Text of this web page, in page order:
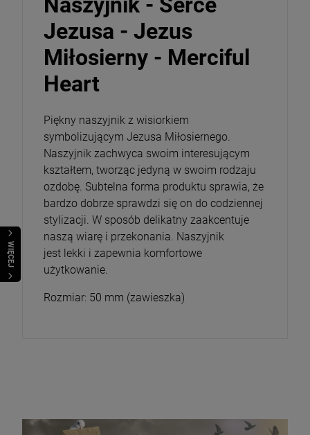
DO KOSZYKA
WIĘCEJ
Jezusa - Jezus
Miłosierny - Merciful
Heart
Piękny naszyjnik z wisiorkiem
symbolizującym Jezusa Miłosiernego.
Naszyjnik zachwyca swoim interesującym
kształtem, tworząc jedyną w swoim rodzaju
ozdobę. Subtelna forma produktu sprawia, że
bardzo dobrze sprawdzi się on do codziennej
stylizacji. W sposób delikatny zaakcentuje
naszą wiarę i przekonania. Naszyjnik
jest lekki i zapewnia komfortowe
użytkowanie.
Rozmiar: 50 mm (zawieszka)